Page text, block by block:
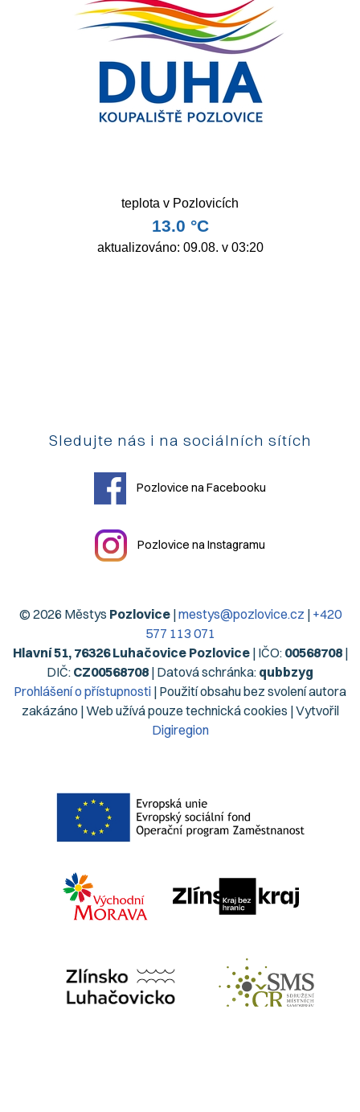
Sledujte nás i na sociálních sítích
Pozlovice na Facebooku
Pozlovice na Instagramu
© 2026 Městys Pozlovice|mestys@pozlovice.cz | +420
577 113 071
Hlavní 51, 76326 Luhačovice Pozlovice| IČO: 00568708|
DIČ: CZ00568708 | Datová schránka: qubbzyg
Prohlášení o přístupnosti | Použití obsahu bez svolení autora
zakázáno | Web užívá pouze technická cookies | Vytvořil
Digiregion